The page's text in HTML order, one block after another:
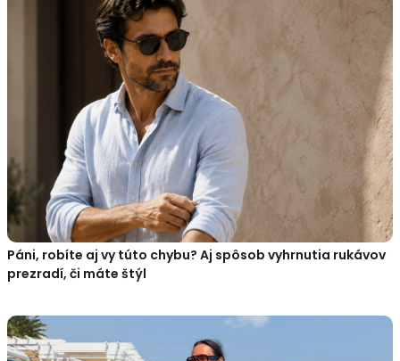
Páni, robíte aj vy túto chybu? Aj spôsob vyhrnutia rukávov
prezradí, či máte štýl